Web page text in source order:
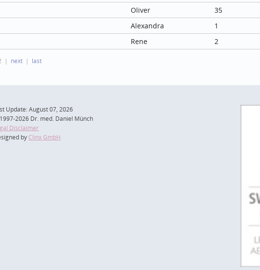
Oliver 35
Alexandra 1
Rene 2
next last
Update: August 07, 2026
2026 Dr. med. Daniel Münch
Disclaimer
by Clinx GmbH